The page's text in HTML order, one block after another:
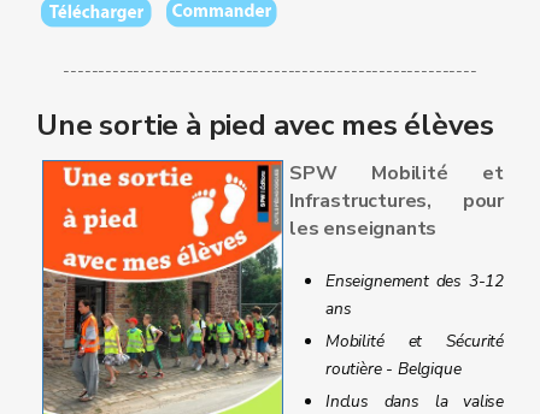
-----------------------------------------------------------
Une sortie à pied avec mes élèves
SPW Mobilité et
Infrastructures, pour
les enseignants
Enseignement des 3-12
ans
Mobilité et Sécurité
routière - Belgique
Inclus dans la valise